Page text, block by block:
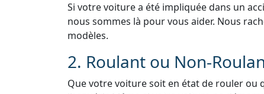
Si votre voiture a été impliquée dans un
nous sommes là pour vous aider. Nous
modèles.
2. Roulant ou Non-
Que votre voiture soit en état de rouler ou